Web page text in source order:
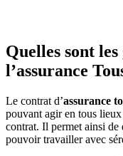
Quelles sont
l’assurance
Le contrat d’assurance
pouvant agir en tous lieux
contrat. Il permet ainsi de
pouvoir travailler avec